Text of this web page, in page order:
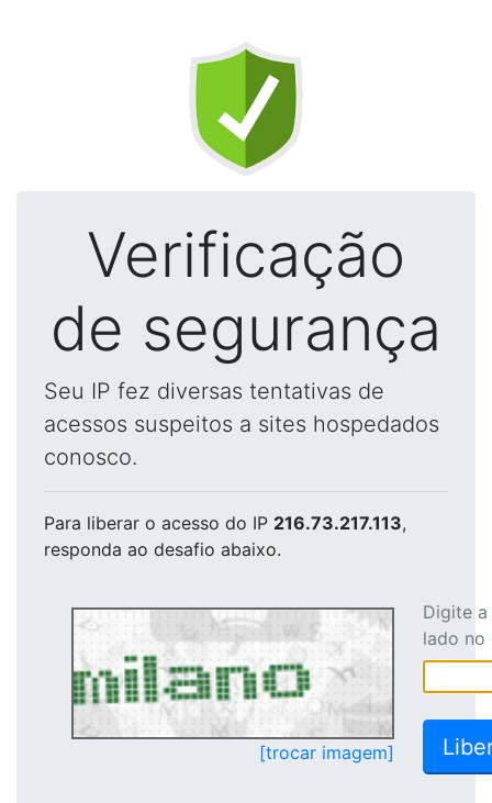
Verificação
de segurança
Seu IP fez diversas tentativas de
acessos suspeitos a sites hospedados
conosco.
Para liberar o acesso do IP 216.73.217.113,
responda ao desafio abaixo.
[trocar imagem]
Digite
lado no